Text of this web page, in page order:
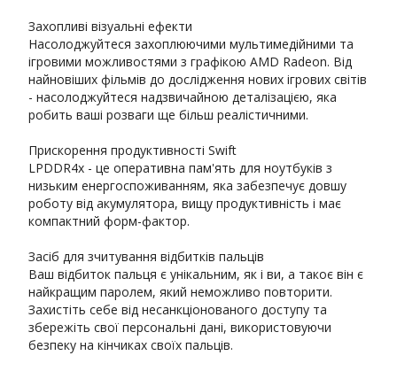
Захопливі візуальні ефекти
Насолоджуйтеся захоплюючими мультимедійними та
ігровими можливостями з графікою AMD Radeon. Від
найновіших фільмів до дослідження нових ігрових світів
- насолоджуйтеся надзвичайною деталізацією, яка
робить ваші розваги ще більш реалістичними.
Прискорення продуктивності Swift
LPDDR4x - це оперативна пам'ять для ноутбуків з
низьким енергоспоживанням, яка забезпечує довшу
роботу від акумулятора, вищу продуктивність і має
компактний форм-фактор.
Засіб для зчитування відбитків пальців
Ваш відбиток пальця є унікальним, як і ви, а такоє він є
найкращим паролем, який неможливо повторити.
Захистіть себе від несанкціонованого доступу та
збережіть свої персональні дані, використовуючи
безпеку на кінчиках своїх пальців.